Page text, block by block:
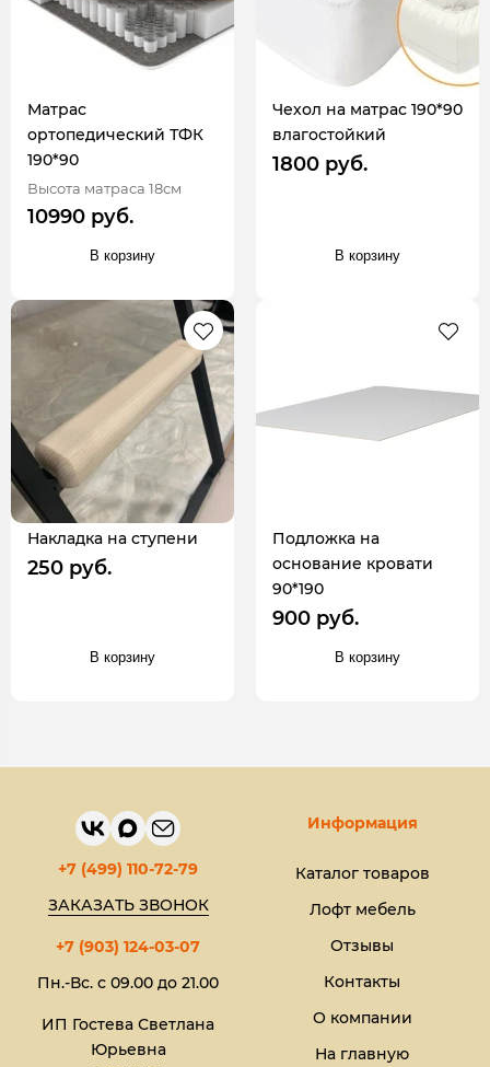
Матрас
ортопедический ТФК
190*90
Высота матраса 18см
10990 руб.
В корзину
Чехол на матрас 190*90
влагостойкий
1800 руб.
В корзину
Накладка на ступени
250 руб.
В корзину
Подложка на
основание кровати
90*190
900 руб.
В корзину
+7 (499) 110-72-79
ЗАКАЗАТЬ ЗВОНОК
+7 (903) 124-03-07
Пн.-Вс. с 09.00 до 21.00
ИП Гостева Светлана
Юрьевна​
Информация
Каталог товаров
Лофт мебель
Отзывы
Контакты
О компании
На главную